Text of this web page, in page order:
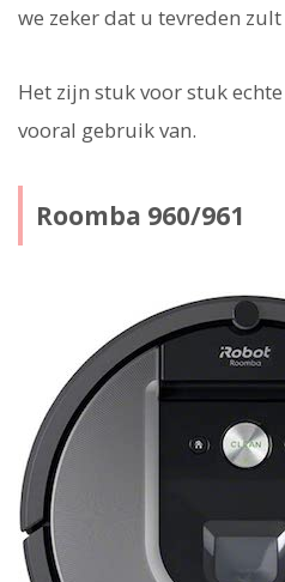
we zeker dat u tevreden
Het zijn stuk voor stuk
vooral gebruik van.
Roomba 960/961